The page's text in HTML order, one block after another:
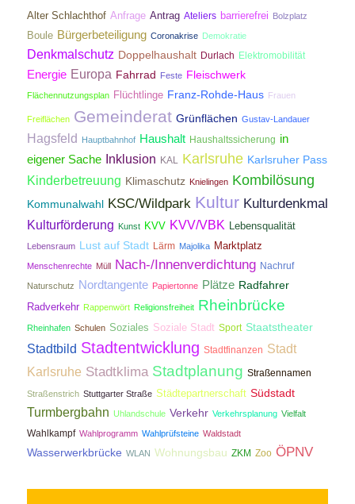
Alter Schlachthof Anfrage Antrag Ateliers barrierefrei Bolzplatz
Boule Bürgerbeteiligung Coronakrise Demokratie
Denkmalschutz Doppelhaushalt Durlach Elektromobilität
Energie Europa Fahrrad Feste Fleischwerk
Flächennutzungsplan Flüchtlinge Franz-Rohde-Haus Frauen
Freiflächen Gemeinderat Grünflächen Gustav-Landauer
Hagsfeld Hauptbahnhof Haushalt Haushaltssicherung in
eigener Sache Inklusion KAL Karlsruhe Karlsruher Pass
Kinderbetreuung Klimaschutz Knielingen Kombilösung
Kommunalwahl KSC/Wildpark Kultur Kulturdenkmal
Kulturförderung Kunst KVV KVV/VBK Lebensqualität
Lebensraum Lust auf Stadt Lärm Majolika Marktplatz
Menschenrechte Müll Nach-/Innenverdichtung Nachruf
Naturschutz Nordtangente Papiertonne Plätze Radfahrer
Radverkehr Rappenwört Religionsfreiheit Rheinbrücke
Rheinhafen Schulen Soziales Soziale Stadt Sport Staatstheater
Stadtbild Stadtentwicklung Stadtfinanzen Stadt
Karlsruhe Stadtklima Stadtplanung Straßennamen
Straßenstrich Stuttgarter Straße Städtepartnerschaft Südstadt
Turmbergbahn Uhlandschule Verkehr Verkehrsplanung Vielfalt
Wahlkampf Wahlprogramm Wahlprüfsteine Waldstadt
Wasserwerkbrücke WLAN Wohnungsbau ZKM Zoo ÖPNV